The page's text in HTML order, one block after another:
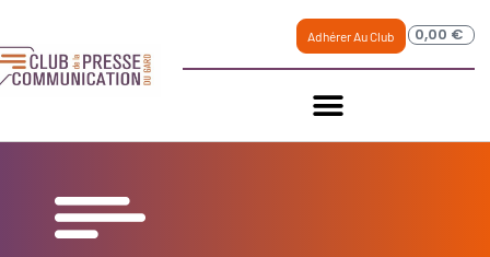
Adhérer Au Club 0,00 €